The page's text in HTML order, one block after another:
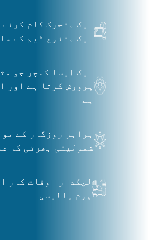
ایک متحرک کام
ایک متنوع ٹیم کے
ایک ایسا کلچر جو
پرورش کرتا ہے اور
ہے
برابر روزگار کے
شمولیتی بھرتی کا
لچکدار اوقات کار
ہوم پالیسی